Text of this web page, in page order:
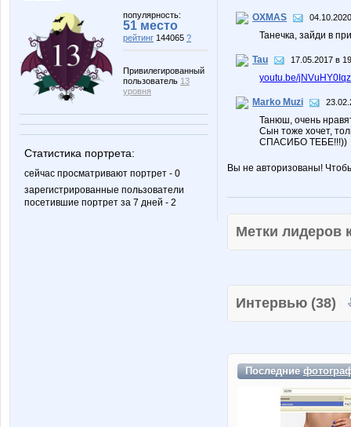
популярность:
51 место
рейтинг 144065 ?
Привилегированный
пользователь 13
уровня
Статистика портрета:
сейчас просматривают портрет - 0
зарегистрированные пользователи
посетившие портрет за 7 дней - 2
OXMAS
Танечка, зайди в
Tau 17.05.2017 в
youtu.be/
Marko Muzi
Танюш, очень
Сын тоже хочет,
СПАСИБО ТЕБЕ!!!))
Вы не авторизованы!
Метки
Интервью (38)
Последние